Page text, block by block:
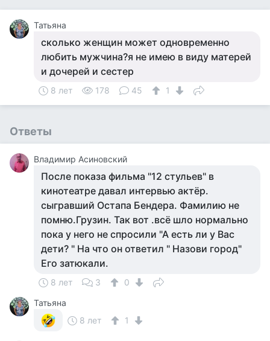
Татьяна
сколько женщин может одновременно
любить мужчина?я не имею в виду матерей
и дочерей и сестер
8 лет 178 45 1
Ответы
Владимир Асиновский
После показа фильма "12 стульев" в
кинотеатре давал интервью актёр.
сыгравший Остапа Бендера. Фамилию не
помню.Грузин. Так вот .всё шло нормально
пока у него не спросили "А есть ли у Вас
дети? " На что он ответил " Назови город"
Его затюкали.
8 лет 3
0
Татьяна
8 лет
1